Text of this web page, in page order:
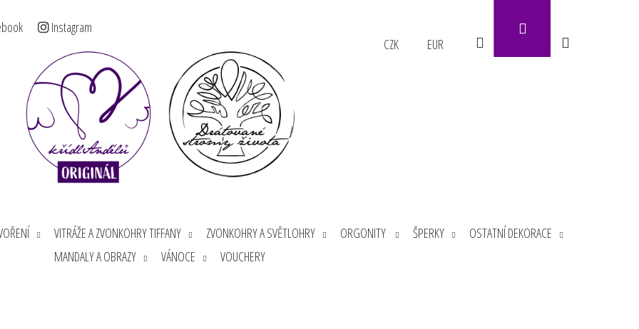
Instagram
VITRÁŽE A ZVONKOHRY TIFFANY ZVONKOHRY A SVĚTLOHRY ORGONITY ŠPERKY
OSTATNÍ DEKORACE
MANDALY A OBRAZY
VÁNOCE VOUCHERY
CZK EUR
Co potřebujete najít?
HLEDAT